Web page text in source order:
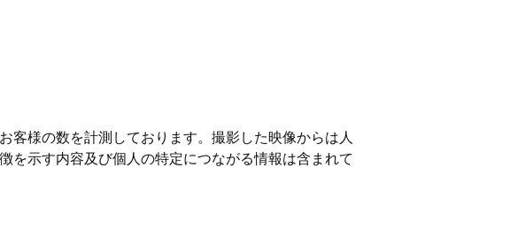
客様の数を計測しております。撮影した映像からは人
を示す内容及び個人の特定につながる情報は含まれて